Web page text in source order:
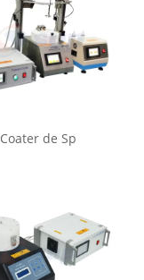
Coater de Sp